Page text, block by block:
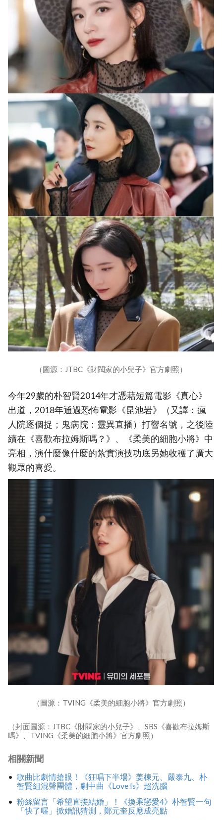
（圖源：JTBC《財閥家的小兒子》官方劇照）
今年29歲的朴智賢2014年才憑藉短篇電影《真心》
出道，2018年通過恐怖電影《昆池岩》（又譯：瘋
人院逐個捉；鬼病院：靈異直播）打響名號，之後陸
續在《喜歡布拉姆斯嗎？》、《柔美的細胞小將》中
亮相，演什麼像什麼的紮實演技功底另她收穫了廣大
觀眾的喜愛。
（圖源：TVING《柔美的細胞小將》官方劇照）
（封面圖源：JTBC《財閥家的小兒子》、SBS《喜歡布拉姆斯
嗎》、TVING《柔美的細胞小將》官方劇照）
相關新聞
歌曲比劇情搶眼！《狂唱下半場》姜棟元、嚴泰九、朴
智賢組混聲團體，劇中曲《Love Is》超洗腦
粉絲留言「希望直接結婚」！《換乘戀愛4》朴智賢一句
「快了喔」掀婚訊猜測，鄭元奎反應成亮點